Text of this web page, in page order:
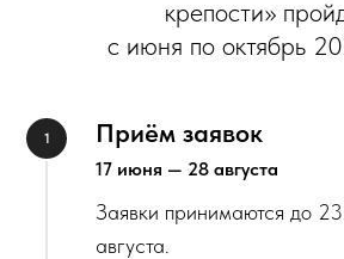
крепости»
с июня по октябрь
Приём заявок
17 июня — 28 августа
Заявки принимаются до
августа.